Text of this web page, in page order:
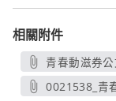
相關附件
青春動滋券公
另開
0021538_青